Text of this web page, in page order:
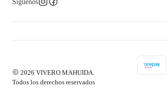
2026 VIVERO MAHUIDA.
Todos los derechos reservados